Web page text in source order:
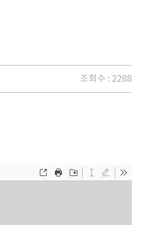
조회수 : 2288